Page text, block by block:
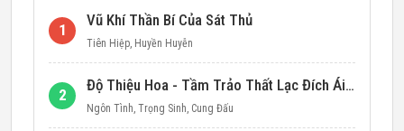
1
Vũ Khí Thần Bí Của Sát Thủ
Tiên Hiệp, Huyền Huyễn
2
Độ Thiệu Hoa - Tầm Trảo Thất Lạc Đích Ái Tình
Ngôn Tình, Trọng Sinh, Cung Đấu